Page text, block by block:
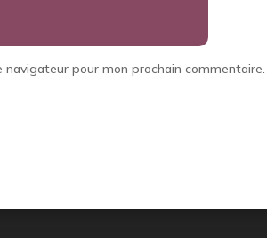
pour mon prochain commentaire.